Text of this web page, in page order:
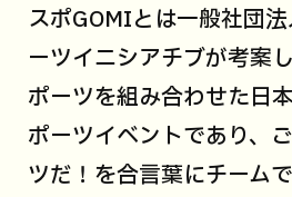
スポGOMIとは一般社団
ーツイニシアチブが考案
ポーツを組み合わせた日
ポーツイベントであり、
ツだ！を合言葉にチーム